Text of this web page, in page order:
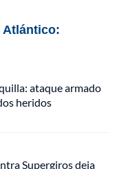
Atlántico:
ataque armado
heridos
Supergiros deja